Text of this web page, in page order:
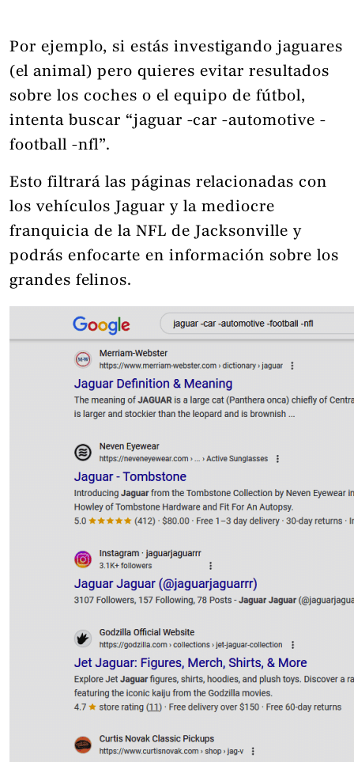
Por ejemplo, si estás investigando jaguares
(el animal) pero quieres evitar resultados
sobre los coches o el equipo de fútbol,
intenta buscar “jaguar -car -automotive -
football -nfl”.
Esto filtrará las páginas relacionadas con
los vehículos Jaguar y la mediocre
franquicia de la NFL de Jacksonville y
podrás enfocarte en información sobre los
grandes felinos.